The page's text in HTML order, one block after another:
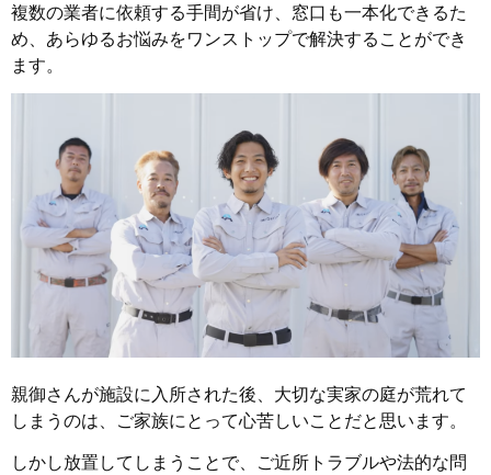
複数の業者に依頼する手間が省け、窓口も一本化できるた
め、あらゆるお悩みをワンストップで解決することができ
ます。
親御さんが施設に入所された後、大切な実家の庭が荒れて
しまうのは、ご家族にとって心苦しいことだと思います。
しかし放置してしまうことで、ご近所トラブルや法的な問